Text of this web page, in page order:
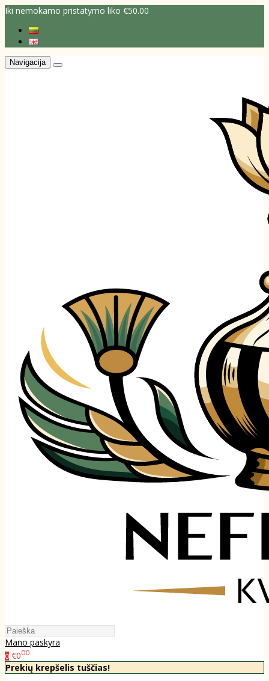
Iki nemokamo pristatymo liko €50.00
Navigacija
Mano paskyra
0 €000
Prekių krepšelis tuščias!